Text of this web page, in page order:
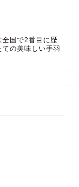
全国で2番目に歴
の美味しい手羽